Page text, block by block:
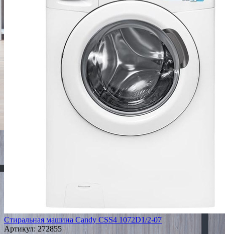
Стиральная машина Candy CSS4 1072D1/2-07
Артикул: 272855